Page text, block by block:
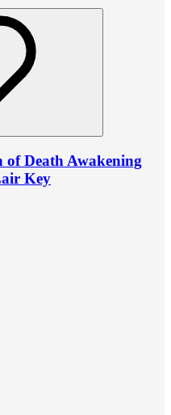
of Death Awakening
Key